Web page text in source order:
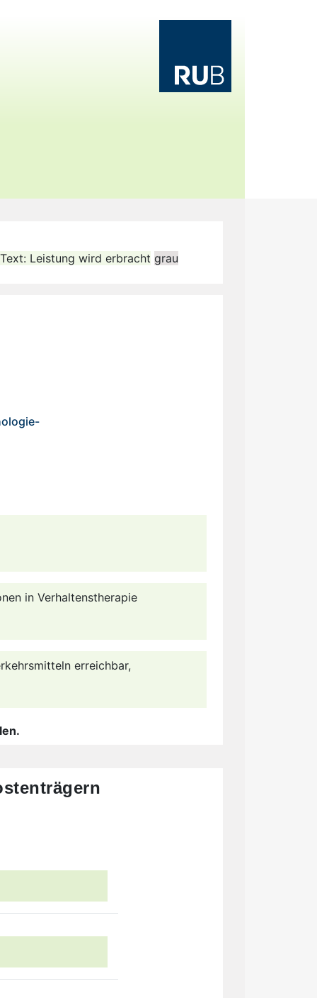
Leistung wird erbracht grau
in Verhaltenstherapie
erreichbar,